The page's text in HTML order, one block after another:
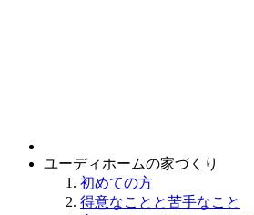
ユーディホームの家づくり
初めての方
得意なことと苦手なこと